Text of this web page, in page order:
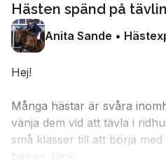
Hästen spänd på
Anita Sande •
Hej!
Många hästar är svåra
vänja dem vid att tävla i
små klasser till att börja
banan, tänk